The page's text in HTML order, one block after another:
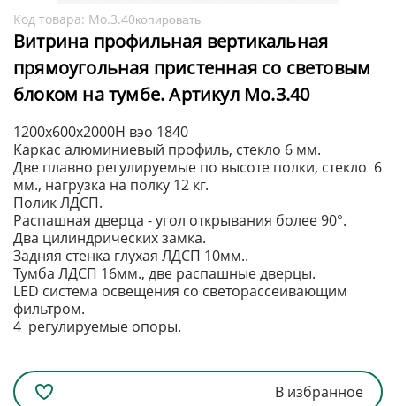
Код товара: Мо.3.40копировать
Витрина профильная вертикальная
прямоугольная пристенная со световым
блоком на тумбе. Артикул Мо.3.40
Каркас алюминиевый профиль, стекло 6 мм.
Две плавно регулируемые по высоте полки, стекло 6
мм., нагрузка на полку 12 кг.
Полик ЛДСП.
Распашная дверца - угол открывания более 90°.
Два цилиндрических замка.
Задняя стенка глухая ЛДСП 10мм..
Тумба ЛДСП 16мм., две распашные дверцы.
LED система освещения со светорассеивающим
фильтром.
4 регулируемые опоры.
1200х600х2000H вэо 1840
В избранное